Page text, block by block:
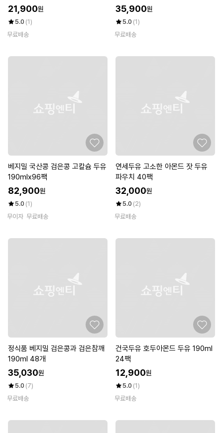
21,900원
5.0 (1)
무료배송
35,900원
5.0 (1)
무료배송
베지밀 국산콩 검은콩 고칼슘 두유
190mlx96팩
82,900원
5.0 (1)
무이자 무료배송
연세두유 고소한 아몬드 잣 두유
파우치 40팩
32,000원
5.0 (2)
무료배송
정식품 베지밀 검은콩과 검은참깨
190ml 48개
35,030원
5.0 (7)
무료배송
건국두유 호두아몬드 두유 190ml
24팩
12,900원
5.0 (1)
무료배송